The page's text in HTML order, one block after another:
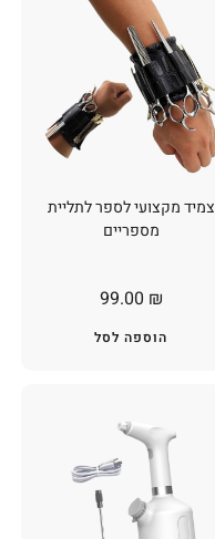
צמיד מקצועי לספר לתליית
מספריים
99.00 ₪
הוספה לסל